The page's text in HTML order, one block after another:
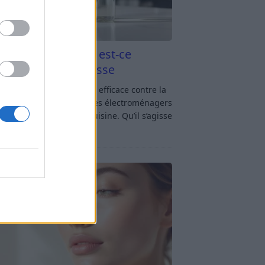
blanc et four est-ce
contre la graisse
blanc et four : est-ce efficace contre la
? Le four fait partie des électroménagers
sollicités dans une cuisine. Qu’il s’agisse